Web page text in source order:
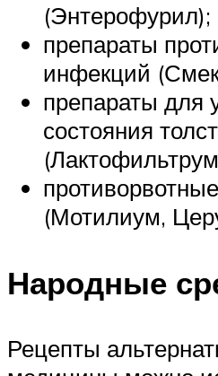
(Энтерофурил);
препараты
инфекций
препараты для
состояния
(Мотилиум,
Народные
Рецепты